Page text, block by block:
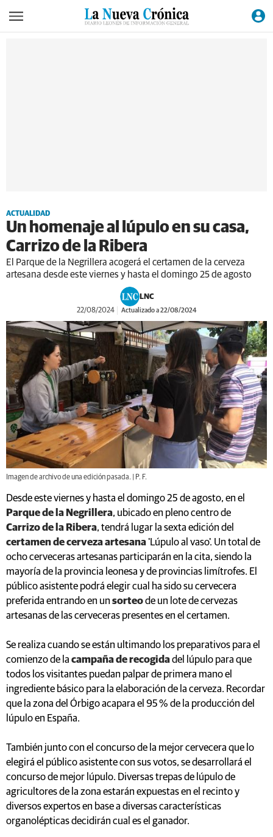
ACTUALIDAD
Un homenaje al lúpulo en su casa,
Carrizo de la Ribera
El Parque de la Negrillera acogerá el certamen de la cerveza
artesana desde este viernes y hasta el domingo 25 de agosto
LNC
22/08/2024 Actualizado a 22/08/2024
Imagen de archivo de una edición pasada. | P. F.
Desde este viernes y hasta el domingo 25 de agosto, en el
Parque de la Negrillera, ubicado en pleno centro de
Carrizo de la Ribera, tendrá lugar la sexta edición del
certamen de cerveza artesana 'Lúpulo al vaso'. Un total de
ocho cerveceras artesanas participarán en la cita, siendo la
mayoría de la provincia leonesa y de provincias limítrofes. El
público asistente podrá elegir cual ha sido su cervecera
preferida entrando en un sorteode un lote de cervezas
artesanas de las cerveceras presentes en el certamen.
Se realiza cuando se están ultimando los preparativos para el
comienzo de la campaña de recogidadel lúpulo para que
todos los visitantes puedan palpar de primera mano el
ingrediente básico para la elaboración de la cerveza. Recordar
que la zona del Órbigo acapara el 95 % de la producción del
lúpulo en España.
También junto con el concurso de la mejor cervecera que lo
elegirá el público asistente con sus votos, se desarrollará el
concurso de mejor lúpulo. Diversas trepas de lúpulo de
agricultores de la zona estarán expuestas en el recinto y
diversos expertos en base a diversas características
organolépticas decidirán cual es el ganador.